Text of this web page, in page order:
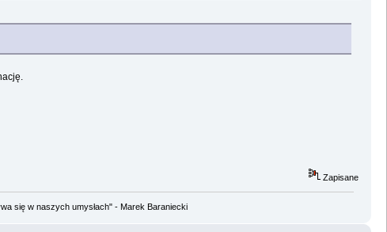
Zapisane
się w naszych umysłach" - Marek Baraniecki